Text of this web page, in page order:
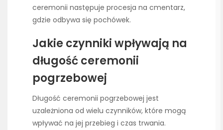
ceremonii następuje procesja na cmentarz,
gdzie odbywa się pochówek.
Jakie czynniki wpływają na
długość ceremonii
pogrzebowej
Długość ceremonii pogrzebowej jest
uzależniona od wielu czynników, które mogą
wpływać na jej przebieg i czas trwania.